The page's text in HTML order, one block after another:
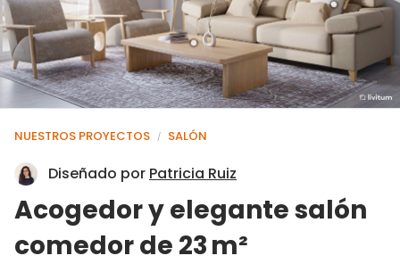
NUESTROS PROYECTOS / SALÓN
Diseñado por Patricia Ruiz
Acogedor y elegante salón
comedor de 23 m²